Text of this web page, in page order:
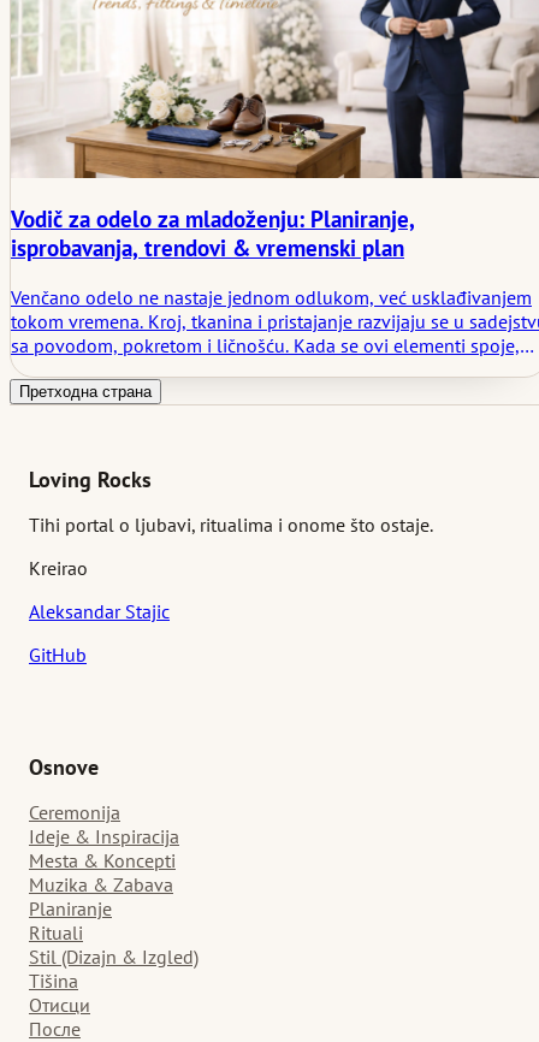
Vodič za odelo za mladoženju: Planiranje,
isprobavanja, trendovi & vremenski plan
Venčano odelo ne nastaje jednom odlukom, već usklađivanjem
tokom vremena. Kroj, tkanina i pristajanje razvijaju se u
sa povodom, pokretom i ličnošću. Kada se ovi elementi spoje,
odelo nenametljivo prati dan i ostavlja prostor za prisutnost.
Претходна страна
Loving Rocks
Tihi portal o ljubavi, ritualima i onome što ostaje.
Kreirao
Aleksandar Stajic
GitHub
Osnove
Ceremonija
Ideje & Inspiracija
Mesta & Koncepti
Muzika & Zabava
Planiranje
Rituali
Stil (Dizajn & Izgled)
Tišina
Отисци
После